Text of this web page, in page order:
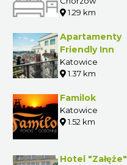
1.29 km
Apartamenty
Friendly Inn
Katowice
1.37 km
Familok
Katowice
1.52 km
Hotel "Załęże"